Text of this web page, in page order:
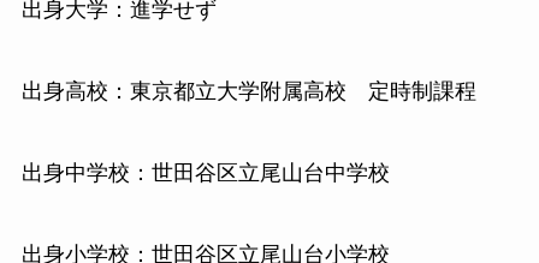
出身大学：進学せず
出身高校：東京都立大学附属高校 定時制課程
出身中学校：世田谷区立尾山台中学校
出身小学校：世田谷区立尾山台小学校